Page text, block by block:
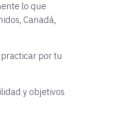
lo que
Canadá,
por tu
y objetivos